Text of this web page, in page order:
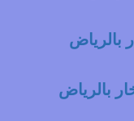
بالرياض
بالرياض